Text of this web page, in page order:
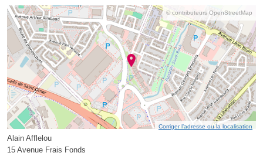
© contributeurs OpenStreetMap
Corriger l’adresse ou la localisation
Alain Afflelou
15 Avenue Frais Fonds